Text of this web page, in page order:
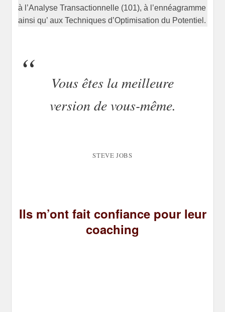
à l’Analyse Transactionnelle (101), à l’ennéagramme
ainsi qu’ aux Techniques d’Optimisation du Potentiel.
Vous êtes la meilleure
version de vous-même.
STEVE JOBS
Ils m’ont fait confiance pour leur
coaching